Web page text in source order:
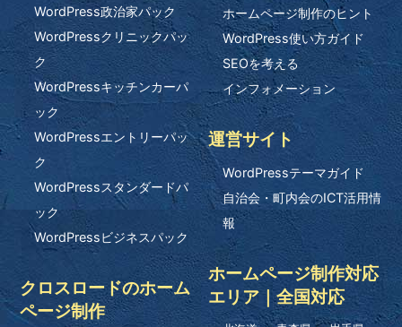
WordPress政治家パック
WordPressクリニックパッ
ク
WordPressキッチンカーパ
ック
WordPressエントリーパッ
ク
WordPressスタンダードパ
ック
WordPressビジネスパック
クロスロードのホーム
ページ制作
ホームページ制作のヒント
WordPress使い方ガイド
SEOを考える
インフォメーション
運営サイト
WordPressテーマガイド
自治会・町内会のICT活用情
報
ホームページ制作対応
エリア｜全国対応